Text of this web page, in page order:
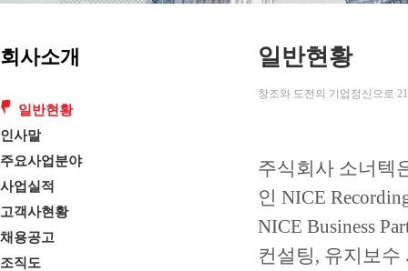
회사소개
일반현황
인사말
주요사업분야
사업실적
고객사현황
채용공고
조직도
일반현황
창조와 도전의 기업정신으로
주식회사 소너텍
인 NICE
NICE Business
컨설팅, 유지보